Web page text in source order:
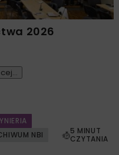
2026
NBI
5 MINUT
CZYTANIA